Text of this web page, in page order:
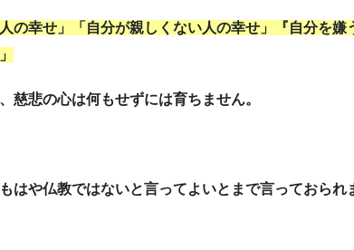
の幸せ」「自分が親しくない人の幸せ」『自分を嫌
慈悲の心は何もせずには育ちません。
はや仏教ではないと言ってよいとまで言っておられ